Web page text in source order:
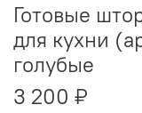
Готовые
для кухни
голубые
3 200 ₽